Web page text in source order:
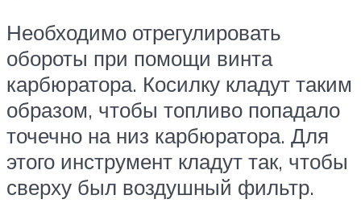
Необходимо отрегулировать
обороты при помощи винта
карбюратора. Косилку кладут таким
образом, чтобы топливо попадало
точечно на низ карбюратора. Для
этого инструмент кладут так, чтобы
сверху был воздушный фильтр.